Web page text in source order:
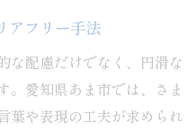
アフリー手法
な配慮だけでなく、円滑な
。愛知県あま市では、さま
葉や表現の工夫が求められ